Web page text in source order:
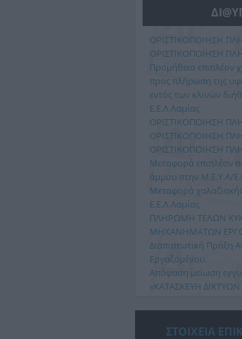
ΟΡΙΣΤΙΚΟΠΟΙΗΣΗ
ΟΡΙΣΤΙΚΟΠΟΙΗΣΗ
Προμήθεια επιπλέον
προς πλήρωση της
εντός των κλινών
Ε.Ε.Λ Λαμίας
ΟΡΙΣΤΙΚΟΠΟΙΗΣΗ
ΟΡΙΣΤΙΚΟΠΟΙΗΣΗ
ΟΡΙΣΤΙΚΟΠΟΙΗΣΗ
Μεταφορά επιπλέον
άμμου στην Μ.Ε.Υ.Α/
Μεταφορά
Ε.Ε.Λ Λαμίας
ΠΛΗΡΩΜΗ ΤΕΛΩΝ
ΜΗΧΑΝΗΜΑΤΩΝ
Διαπιστωτική Πράξη
Εργαζομένου.
Απόφαση μείωση
«ΚΑΤΑΣΚΕΥΗ
ΑΠΟΔΕΚΤΗ ΤΗΝ
ΕΠΕΞΕΡΓΑΣΙΑΣ
απαραίτητων εργασιών για αποκατάσταση
βλάβης στο δίκτυο ύδρευσης, θα γίνει
διακοπή νερού στην τοπική κοινότητα
ΔΙΑΚΟΠΗ
Η
Ιουνίου
διακοπή
ΣΤΟΙΧΕΙΑ